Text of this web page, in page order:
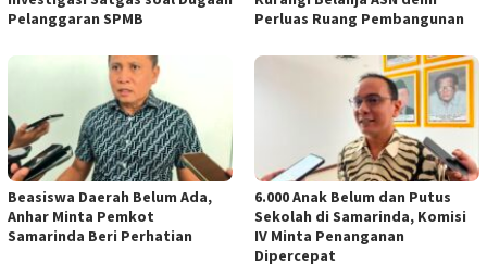
Pelanggaran SPMB
Perluas Ruang Pembangunan
Beasiswa Daerah Belum Ada,
Anhar Minta Pemkot
Samarinda Beri Perhatian
6.000 Anak Belum dan Putus
Sekolah di Samarinda, Komisi
IV Minta Penanganan
Dipercepat